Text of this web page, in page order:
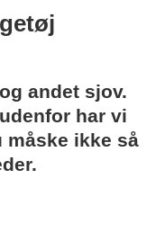
andet sjov.
har vi
ikke så